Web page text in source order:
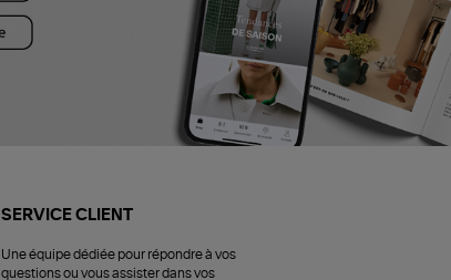
SERVICE CLIENT
Une équipe dédiée pour répondre à vos
questions ou vous assister dans vos